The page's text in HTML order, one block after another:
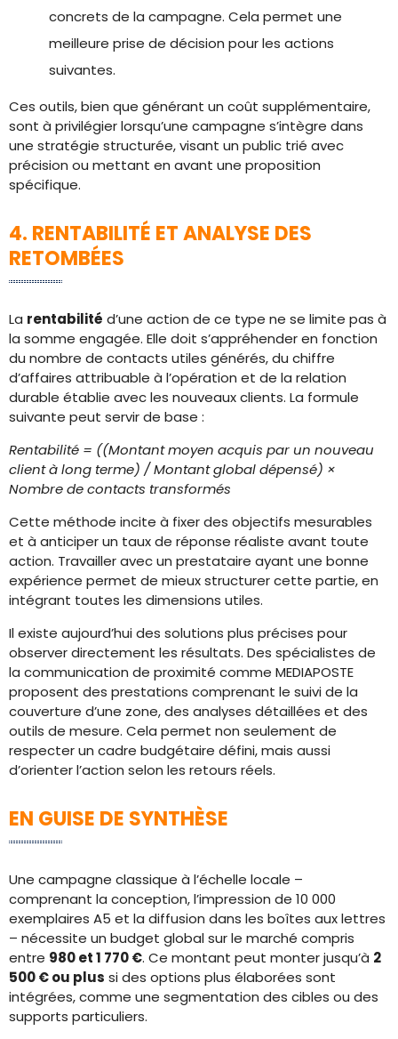
concrets de la campagne. Cela permet une
meilleure prise de décision pour les actions
suivantes.
Ces outils, bien que générant un coût supplémentaire,
sont à privilégier lorsqu’une campagne s’intègre dans
une stratégie structurée, visant un public trié avec
précision ou mettant en avant une proposition
spécifique.
4. RENTABILITÉ ET ANALYSE DES
RETOMBÉES
La rentabilité d’une action de ce type ne se limite pas à
la somme engagée. Elle doit s’appréhender en fonction
du nombre de contacts utiles générés, du chiffre
d’affaires attribuable à l’opération et de la relation
durable établie avec les nouveaux clients. La formule
suivante peut servir de base :
Rentabilité = ((Montant moyen acquis par un nouveau
client à long terme) / Montant global dépensé) ×
Nombre de contacts transformés
Cette méthode incite à fixer des objectifs mesurables
et à anticiper un taux de réponse réaliste avant toute
action. Travailler avec un prestataire ayant une bonne
expérience permet de mieux structurer cette partie, en
intégrant toutes les dimensions utiles.
Il existe aujourd’hui des solutions plus précises pour
observer directement les résultats. Des spécialistes de
la communication de proximité comme MEDIAPOSTE
proposent des prestations comprenant le suivi de la
couverture d’une zone, des analyses détaillées et des
outils de mesure. Cela permet non seulement de
respecter un cadre budgétaire défini, mais aussi
d’orienter l’action selon les retours réels.
EN GUISE DE SYNTHÈSE
Une campagne classique à l’échelle locale –
comprenant la conception, l’impression de 10 000
exemplaires A5 et la diffusion dans les boîtes aux lettres
– nécessite un budget global sur le marché compris
entre 980 et 1 770 €. Ce montant peut monter jusqu’à 2
500 € ou plus si des options plus élaborées sont
intégrées, comme une segmentation des cibles ou des
supports particuliers.